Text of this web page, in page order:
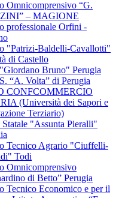
Omnicomprensivo “G.
– MAGIONE
professionale Orfini -
"Patrizi-Baldelli-Cavallotti"
di Castello
Bruno" Perugia
“A. Volta” di Perugia
CONFCOMMERCIO
(Università dei Sapori e
Terziario)
"Assunta Pieralli"
Tecnico Agrario "Ciuffelli-
Todi
Omnicomprensivo
di Betto” Perugia
Tecnico Economico e per il